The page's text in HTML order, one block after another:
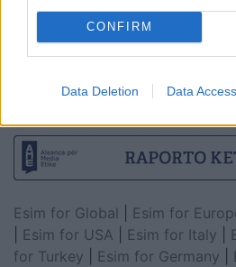
CONFIRM
Data Deletion Data Access
Esim for Global Esim for
Esim for USA Esim for Italy
for Turkey
Esim for Germany